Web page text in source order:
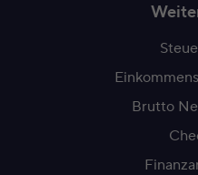
Brutto